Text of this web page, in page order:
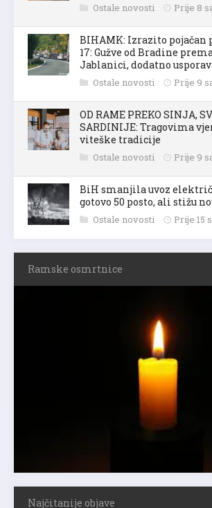
Ostale novosti Prije 8
BIHAMK: Izrazito pojačan
17: Gužve od Bradine
Jablanici, dodatno
Ostale novosti Prije 9
OD RAME PREKO SINJA,
SARDINIJE: Tragovima
viteške tradicije
Ostale novosti Prije 9
BiH smanjila uvoz
gotovo 50 posto, ali stižu
Ostale novosti Prije 15
Ramske osmrtnice
Najčitanije objave